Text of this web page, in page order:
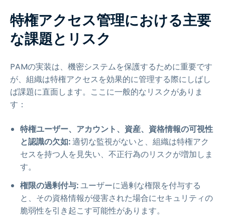
特権アクセス管理における主要
な課題とリスク
PAMの実装は、機密システムを保護するために重要です
が、組織は特権アクセスを効果的に管理する際にしばし
ば課題に直面します。ここに一般的なリスクがありま
す：
特権ユーザー、アカウント、資産、資格情報の可視性
と認識の欠如:適切な監視がないと、組織は特権アク
セスを持つ人を見失い、不正行為のリスクが増加しま
す。
権限の過剰付与:ユーザーに過剰な権限を付与する
と、その資格情報が侵害された場合にセキュリティの
脆弱性を引き起こす可能性があります。